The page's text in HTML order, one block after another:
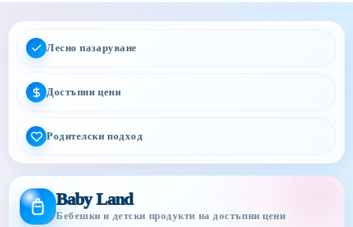
Лесно пазаруване
Достъпни цени
Родителски подход
Baby Land
Бебешки и детски продукти на достъпни цени